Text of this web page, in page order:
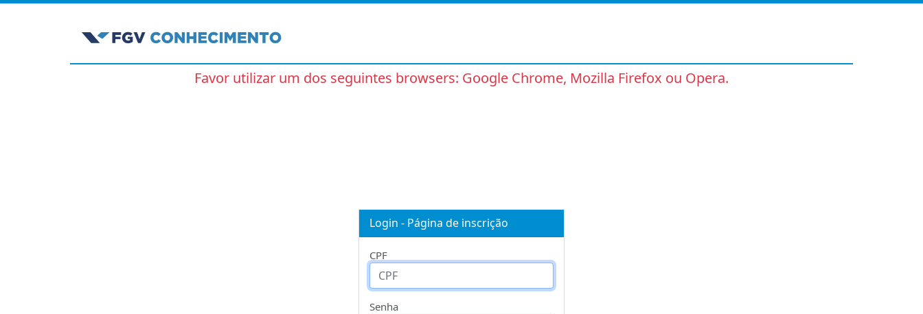
Favor utilizar um dos seguintes browsers: Google Chrome, Mozilla Firefox ou Opera.
Login - Página de inscrição
CPF
Senha